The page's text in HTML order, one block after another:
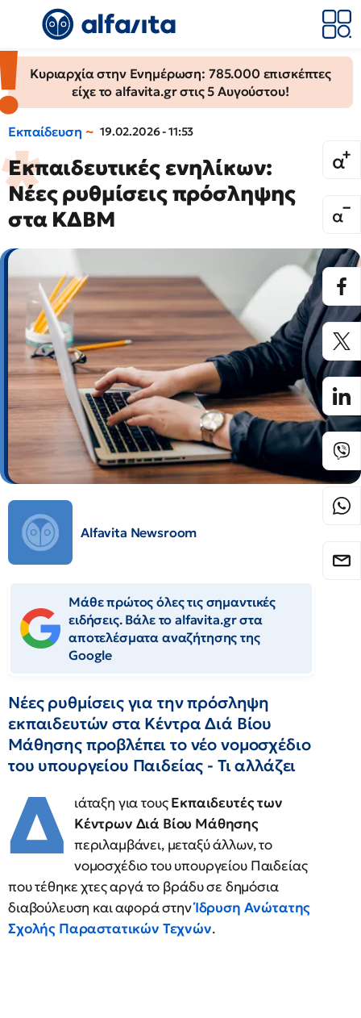
Κυριαρχία στην Ενημέρωση: 785.000 επισκέπτες
είχε το alfavita.gr στις 5 Αυγούστου!
Εκπαίδευση 19.02.2026 - 11:53
Εκπαιδευτικές ενηλίκων:
Νέες ρυθμίσεις πρόσληψης
στα ΚΔΒΜ
Alfavita Newsroom
Μάθε πρώτος όλες τις σημαντικές
ειδήσεις. Βάλε το alfavita.gr στα
αποτελέσματα αναζήτησης της
Google
Νέες ρυθμίσεις για την πρόσληψη
εκπαιδευτών στα Κέντρα Διά Βίου
Μάθησης προβλέπει το νέο νομοσχέδιο
του υπουργείου Παιδείας - Τι αλλάζει
Δ ιάταξη για τουςΕκπαιδευτές των
Κέντρων Διά Βίου Μάθησης
περιλαμβάνει, μεταξύ άλλων, το
νομοσχέδιο του υπουργείου Παιδείας
που τέθηκε χτες αργά το βράδυ σε δημόσια
διαβούλευση και αφορά στηνΊδρυση Ανώτατης
Σχολής Παραστατικών Τεχνών.